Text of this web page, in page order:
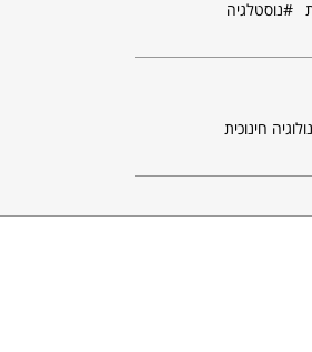
נוסטלגיה
חינוכית